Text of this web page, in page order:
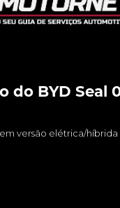
do BYD Seal
versão elétrica/híbrida